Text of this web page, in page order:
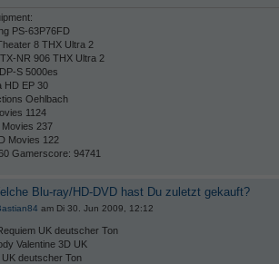
PS-63P76FD
8 THX Ultra 2
NR 906 THX Ultra 2
S 5000es
HD EP 30
Oehlbach
1124
Movies 237
Movies 122
Gamerscore: 94741
Blu-ray/HD-DVD hast Du zuletzt gekauft?
am Di 30. Jun 2009, 12:12
UK deutscher Ton
Valentine 3D UK
deutscher Ton